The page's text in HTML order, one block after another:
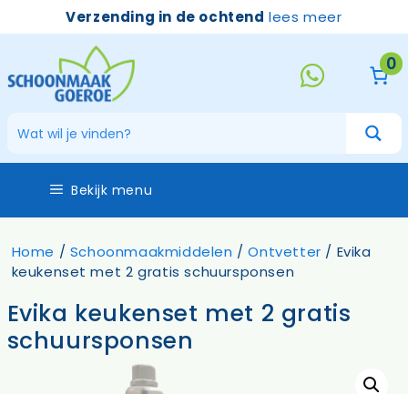
Verzending in de ochtend lees meer
0
Bekijk menu
Home / Schoonmaakmiddelen /Ontvetter / Evika
keukenset met 2 gratis schuursponsen
Evika keukenset met 2 gratis
schuursponsen